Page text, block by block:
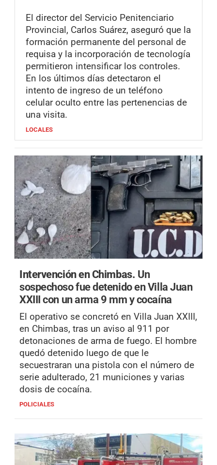
El director del Servicio Penitenciario
Provincial, Carlos Suárez, aseguró que la
formación permanente del personal de
requisa y la incorporación de tecnología
permitieron intensificar los controles.
En los últimos días detectaron el
intento de ingreso de un teléfono
celular oculto entre las pertenencias de
una visita.
LOCALES
Intervención en Chimbas. Un
sospechoso fue detenido en Villa Juan
XXIII con un arma 9 mm y cocaína
El operativo se concretó en Villa Juan XXIII,
en Chimbas, tras un aviso al 911 por
detonaciones de arma de fuego. El hombre
quedó detenido luego de que le
secuestraran una pistola con el número de
serie adulterado, 21 municiones y varias
dosis de cocaína.
POLICIALES